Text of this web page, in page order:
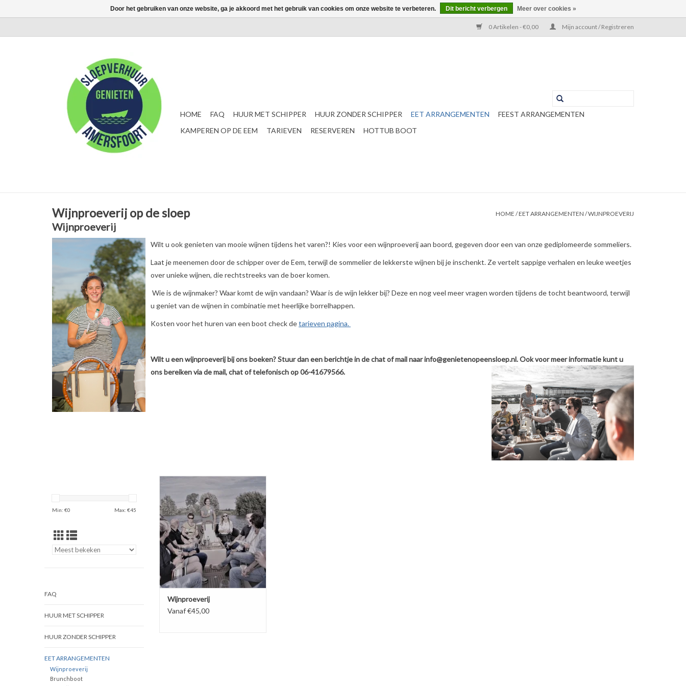
0 Artikelen - €0,00 Mijn account / Registreren
HOME FAQ HUUR MET SCHIPPER HUUR ZONDER SCHIPPER EET ARRANGEMENTEN
FEEST ARRANGEMENTEN
KAMPEREN OP DE EEM
TARIEVEN RESERVEREN HOTTUB BOOT
Wijnproeverij op de sloep HOME /EET ARRANGEMENTEN /WIJNPROEVERIJ
Wijnproeverij
Wilt u ook genieten van mooie wijnen tijdens het varen?! Kies voor een wijnproeverij aan boord, gegeven door een van onze gediplomeerde sommeliers.
Laat je meenemen door de schipper over de Eem, terwijl de sommelier de lekkerste wijnen bij je inschenkt. Ze vertelt sappige verhalen en leuke weetjes
over unieke wijnen, die rechtstreeks van de boer komen.
Wie is de wijnmaker? Waar komt de wijn vandaan? Waar is de wijn lekker bij? Deze en nog veel meer vragen worden tijdens de tocht beantwoord, terwijl
u geniet van de wijnen in combinatie met heerlijke borrelhappen.
Kosten voor het huren van een boot check detarieven pagina.
Wilt u een wijnproeverij bij ons boeken? Stuur dan een berichtje in de chat of mail naarinfo@genietenopeensloep.nl. Ook voor meer informatie kunt u
ons bereiken via de mail, chat of telefonisch op 06-41679566.
Min: €0 Max: €45
FAQ
HUUR MET SCHIPPER
HUUR ZONDER SCHIPPER
EET ARRANGEMENTEN
Wijnproeverij
Brunchboot
Een wijnproeverij beleven op een
unieke manier bij ons kan het...
BOEK NU!
Wijnproeverij
Vanaf €45,00
Door het gebruiken van onze website, ga je akkoord met het gebruik van cookies om onze website te verbeteren. Dit bericht verbergen Meer over cookies »